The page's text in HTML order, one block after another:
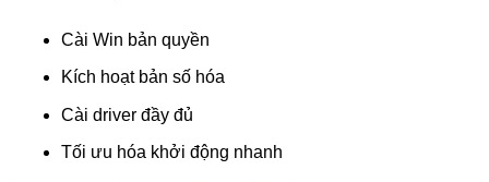
Cài Win bản quyền
Kích hoạt bản số hóa
Cài driver đầy đủ
Tối ưu hóa khởi động nhanh